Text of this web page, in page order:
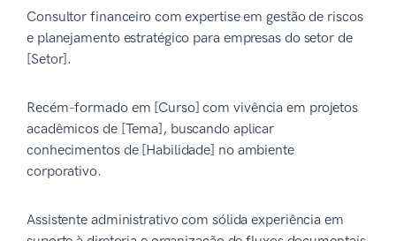
Consultor financeiro com expertise em gestão de riscos
e planejamento estratégico para empresas do setor de
[Setor].
Recém-formado em [Curso] com vivência em projetos
acadêmicos de [Tema], buscando aplicar
conhecimentos de [Habilidade] no ambiente
corporativo.
Assistente administrativo com sólida experiência em